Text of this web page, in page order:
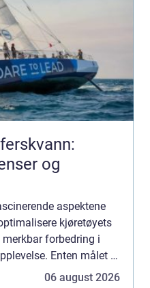
og
aspektene
kjøretøyets
forbedring i
Enten målet er
06 august 2026